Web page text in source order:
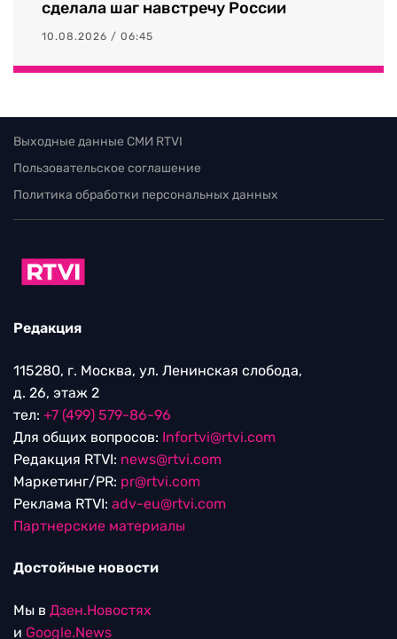
сделала шаг навстречу России
10.08.2026 / 06:45
Выходные данные СМИ RTVI
Пользовательское соглашение
Политика обработки персональных данных
Редакция
115280, г. Москва, ул. Ленинская слобода,
д. 26, этаж 2
тел: +7 (499) 579-86-96
Для общих вопросов: Infortvi@rtvi.com
Редакция RTVI: news@rtvi.com
Маркетинг/PR: pr@rtvi.com
Реклама RTVI: adv-eu@rtvi.com
Партнерские материалы
Достойные новости
Мы в Дзен.Новостях
и Google.News